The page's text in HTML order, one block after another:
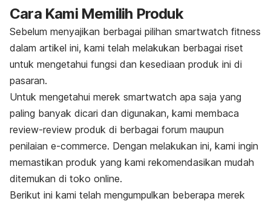
Cara Kami Memilih Produk
Sebelum menyajikan berbagai pilihan smartwatch fitness
dalam artikel ini, kami telah melakukan berbagai riset
untuk mengetahui fungsi dan kesediaan produk ini di
pasaran.
Untuk mengetahui merek smartwatch apa saja yang
paling banyak dicari dan digunakan, kami membaca
review-review produk di berbagai forum maupun
penilaian e-commerce. Dengan melakukan ini, kami ingin
memastikan produk yang kami rekomendasikan mudah
ditemukan di toko online.
Berikut ini kami telah mengumpulkan beberapa merek